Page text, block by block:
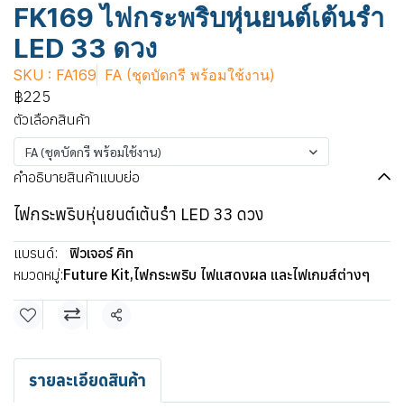
FK169 ไฟกระพริบหุ่นยนต์เต้นรำ
LED 33 ดวง
SKU : FA169 FA (ชุดบัดกรี พร้อมใช้งาน)
฿225
ตัวเลือกสินค้า
FA (ชุดบัดกรี พร้อมใช้งาน)
คำอธิบายสินค้าแบบย่อ
ไฟกระพริบหุ่นยนต์เต้นรำ LED 33 ดวง
แบรนด์:
ฟิวเจอร์ คิท
หมวดหมู่:Future Kit,ไฟกระพริบ ไฟแสดงผล และไฟเกมส์ต่างๆ
แชร์
รายละเอียดสินค้า